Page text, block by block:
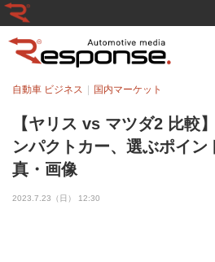
【ヤリス vs マツダ2 比較
ンパクトカー、選ぶポイン
真・画像
自動車 ビジネス 国内マーケット
2023.7.23（日） 12:30